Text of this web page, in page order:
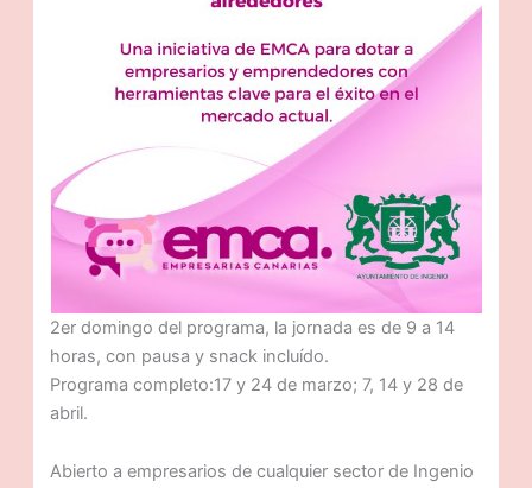
2er domingo del programa, la jornada es de 9 a 14
horas, con pausa y snack incluído.
Programa completo:17 y 24 de marzo; 7, 14 y 28 de
abril.
Abierto a empresarios de cualquier sector de Ingenio